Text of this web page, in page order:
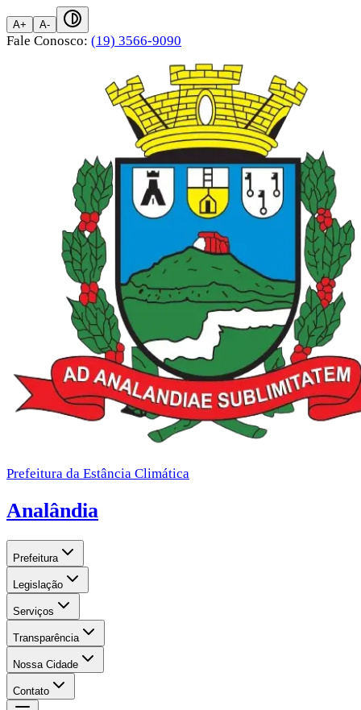
A+ A-
Fale Conosco: (19) 3566-9090
Prefeitura da Estância Climática
Analândia
Prefeitura
Legislação
Serviços
Transparência
Nossa Cidade
Contato